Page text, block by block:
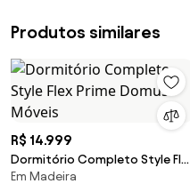
Produtos similares
R$ 14.999
Dormitório Completo Style Flex
Prime Domus Móveis
Em Madeira